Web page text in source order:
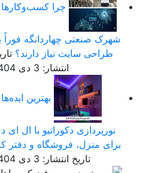
چرا
شهرک صنعتی چهاردانگه فوراً
طراحی سایت نیاز دارند؟
انتشار: 3 دی 1404
بهترین
نورپردازی دکوراتیو با ال ای
برای منزل، فروشگاه و دفتر
تاریخ انتشار: 3 دی 1404